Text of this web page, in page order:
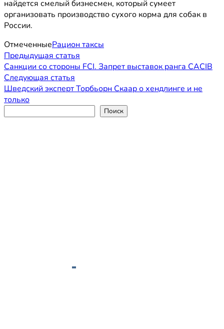
найдется смелый бизнесмен, который сумеет
организовать производство сухого корма для собак в
России.
ОтмеченныеРацион таксы
Навигация
по
записям
Предыдущая статья
статья:
Санкции со стороны FCI. Запрет выставок ранга CACIB
Следующая статья
статья:
Шведский эксперт Торбьорн Скаар о хендлинге и не
только
Поиск